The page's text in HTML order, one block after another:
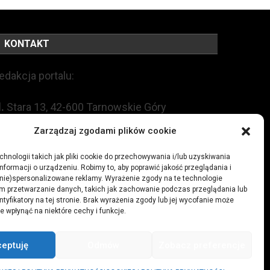
Zarządzaj zgodami plików cookie
takich jak pliki cookie do przechowywania i/lub uzyskiwania
o urządzeniu. Robimy to, aby poprawić jakość przeglądania i
reklamy. Wyrażenie zgody na te technologie
przetwarzanie danych, takich jak zachowanie podczas przeglądania lub
na tej stronie. Brak wyrażenia zgody lub jej wycofanie może
wpłynąć na niektóre cechy i funkcje.
KONTAKT
portalu:
Stara 13, 42-600 Tarnowskie Góry
+48 509 547 822
redakcja@czytamiwiem.pl
biuro@czytamiwiem.pl